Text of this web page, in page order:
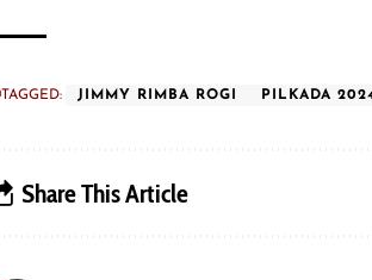
TAGGED: JIMMY RIMBA ROGI PILKADA
Share This Article